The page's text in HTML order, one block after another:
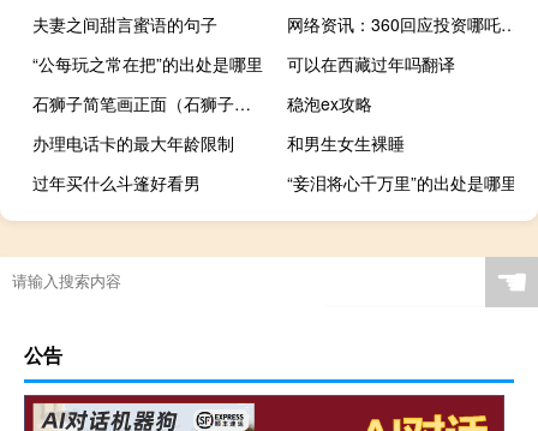
夫妻之间甜言蜜语的句子
网络资讯：360回应投资哪吒汽车：现阶段涉及的意向书不具备法律约束力
“公每玩之常在把”的出处是哪里
可以在西藏过年吗翻译
石狮子简笔画正面（石狮子简笔画）
稳泡ex攻略
办理电话卡的最大年龄限制
和男生女生裸睡
过年买什么斗篷好看男
“妾泪将心千万里”的出处是哪里
☚
公告